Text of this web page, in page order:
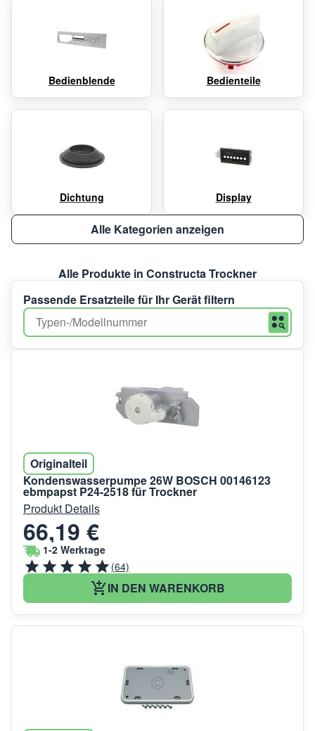
Bedienblende Bedienteile
Dichtung Display
Alle Kategorien anzeigen
Alle Produkte in Constructa Trockner
Passende Ersatzteile für Ihr Gerät filtern
Originalteil
Kondenswasserpumpe 26W BOSCH 00146123
ebmpapst P24-2518 für Trockner
Produkt Details
66,19 €
1-2 Werktage
(64)
IN DEN WARENKORB